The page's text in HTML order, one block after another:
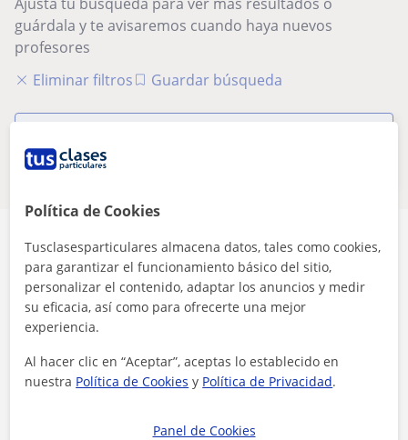
guárdala y te avisaremos cuando haya nuevos
profesores
Eliminar filtros
Guardar búsqueda
pueden interesarte
Seguridad
Contacta con los profesores mediante nuestra
mensajería
Política de Cookies
Tusclasesparticulares almacena datos, tales como cookies,
para garantizar el funcionamiento básico del sitio,
personalizar el contenido, adaptar los anuncios y medir
su eficacia, así como para ofrecerte una mejor
experiencia.
Al hacer clic en “Aceptar”, aceptas lo establecido en
nuestra Política de Cookies y Política de Privacidad.
Panel de Cookies